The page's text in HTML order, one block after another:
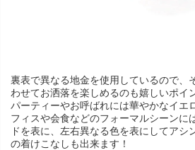
裏表で異なる地金を使用しているので、
わせてお洒落を楽しめるのも嬉しいポイ
パーティーやお呼ばれには華やかなイエ
フィスや会食などのフォーマルシーンに
ドを表に、左右異なる色を表にしてアシ
の着けこなしも出来ます！